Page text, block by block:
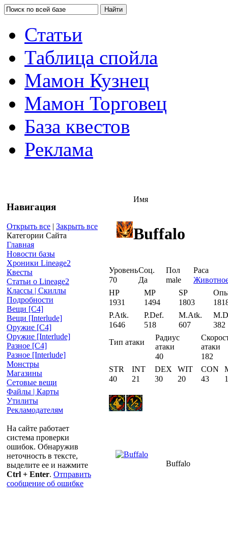
Статьи
Таблица спойла
Мамон Кузнец
Мамон Торговец
База квестов
Реклама
Навигация
Открыть все | Закрыть все
Категории Сайта
Главная
Новости базы
Хроники Lineage2
Квесты
Статьи о Lineage2
Классы | Скиллы
Подробности
Вещи [С4]
Вещи [Interlude]
Оружие [С4]
Оружие [Interlude]
Разное [C4]
Разное [Interlude]
Монстры
Магазины
Сетовые вещи
Файлы | Карты
Утилиты
Рекламодателям
На сайте работает
система проверки
ошибок. Обнаружив
неточность в тексте,
выделите ее и нажмите
Ctrl + Enter. Отправить
сообщение об ошибке
Имя
Buffalo
УровеньСоц. Пол
Раса
70
Да male
HP
MP SP
1931
1494 1803
P.Atk.
P.Def. M.Atk.
1646
518 607
382
Тип атаки
Радиус
атаки
атаки
40
182
STR
INT DEX WIT CON
40
21 30 20 43
Buffalo